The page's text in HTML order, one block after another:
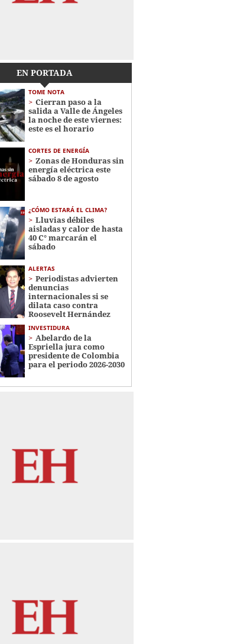
EN PORTADA
TOME NOTA
Cierran paso a la
salida a Valle de Ángeles
la noche de este viernes:
este es el horario
CORTES DE ENERGÍA
Zonas de Honduras sin
energía eléctrica este
sábado 8 de agosto
¿CÓMO ESTARÁ EL CLIMA?
Lluvias débiles
aisladas y calor de hasta
40 C° marcarán el
sábado
ALERTAS
Periodistas advierten
denuncias
internacionales si se
dilata caso contra
Roosevelt Hernández
INVESTIDURA
Abelardo de la
Espriella jura como
presidente de Colombia
para el periodo 2026-2030